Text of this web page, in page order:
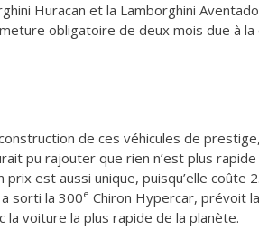
Huracan et la Lamborghini
obligatoire de deux mois due à la
de ces véhicules de
pu rajouter que rien n’est plus rapide
est aussi unique, puisqu’elle coûte
sorti la 300e Chiron Hypercar, prévoit
voiture la plus rapide de la planète.